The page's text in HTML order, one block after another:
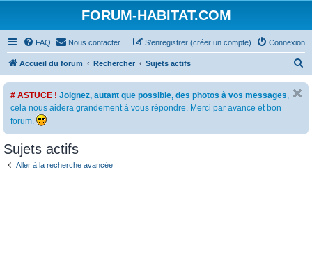
FORUM-HABITAT.COM
FAQ Nous contacter Connexion
S’enregistrer (créer un compte)
Accueil du forum Rechercher Sujets actifs
e
# ASTUCE ! Joignez, autant que possible, des photos à vos messages,
cela nous aidera grandement à vous répondre. Merci par avance et bon
forum.
Sujets actifs
Aller à la recherche avancée